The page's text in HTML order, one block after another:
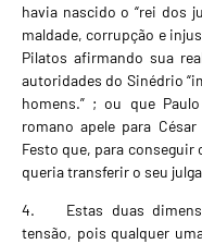
havia nascido o “rei dos
maldade, corrupção e
Pilatos afirmando sua
autoridades do Sinédrio
homens.” ; ou que
romano apele para
Festo que, para
queria transferir o seu
4. Estas duas
tensão, pois qualquer